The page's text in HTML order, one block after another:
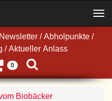
Newsletter / Abholpunkte /
/ Aktueller Anlass
0
navigation
Biobäcker